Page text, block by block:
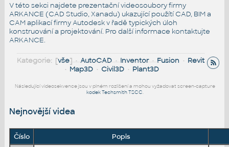
V této sekci najdete prezentační videosoubory firmy
ARKANCE (CAD Studio, Xanadu) ukazující použítí CAD, BIM a
CAM aplikací firmy Autodesk v řadě typických úloh
konstruování a projektování. Pro další informace kontaktujte
ARKANCE.
Kategorie: [vše] •AutoCAD•Inventor•Fusion • Revit
• Map3D• Civil3D• Plant3D
Následující videosekvence jsou v plném rozlišení a mohou vyžadovat screen-capture
kodek Techsmith TSCC.
Nejnovější videa
Číslo Popis